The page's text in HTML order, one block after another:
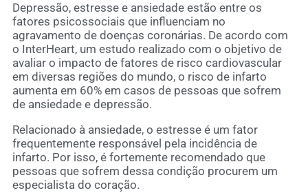
Depressão, estresse e ansiedade estão entre os
fatores psicossociais que influenciam no
agravamento de doenças coronárias. De acordo com
o InterHeart, um estudo realizado com o objetivo de
avaliar o impacto de fatores de risco cardiovascular
em diversas regiões do mundo, o risco de infarto
aumenta em 60% em casos de pessoas que sofrem
de ansiedade e depressão.
Relacionado à ansiedade, o estresse é um fator
frequentemente responsável pela incidência de
infarto. Por isso, é fortemente recomendado que
pessoas que sofrem dessa condição procurem um
especialista do coração.